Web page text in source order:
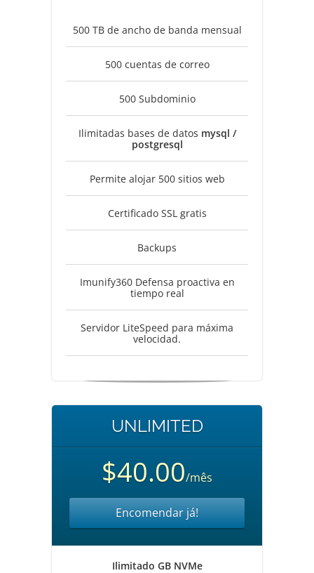
500 TB de ancho de banda mensual
500 cuentas de correo
500 Subdominio
Ilimitadas bases de datos mysql /
postgresql
Permite alojar 500 sitios web
Certificado SSL gratis
Backups
Imunify360 Defensa proactiva en
tiempo real
Servidor LiteSpeed para máxima
velocidad.
UNLIMITED
$40.00/mês
Encomendar já!
Ilimitado GB NVMe